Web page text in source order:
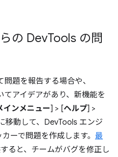
の DevTools の問
題を報告する場合や、
アイデアがあり、新機能を
インメニュー] > [ヘルプ] >
移動して、DevTools エンジ
ーで問題を作成します。 最
ると、チームがバグを修正し